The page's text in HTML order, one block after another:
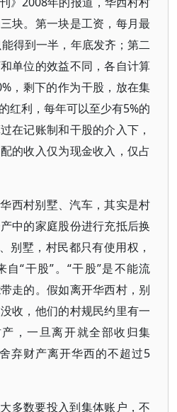
块。第一块是工资，每月最
得到一半，年底发齐；第二
单位的效益不同，各自计算
，剩下的作为干股，放在集
红利，每年可以至少有5%的
在记账制和干股的介入下，
的收入仅为现金收入，仅占
西村别墅、汽车，其实是村
中的家庭股份进行充抵后换
别墅，村民都只有使用权，
“干股”。“干股”是不能流
走的。假如离开华西村，别
收，他们的村规民约里有一
，一旦离开就全部收归集
弃财产离开华西的不超过5
多数要投入到集体账户，不